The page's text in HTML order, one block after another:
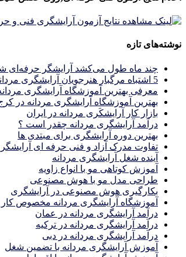
نوشته‌های تازه
چند ماه طول می‌کشد آرایشگر حرفه‌ای
5 اشتباه مرگبار هنرجویان آرایشگری مردانه در کرج
معرفی بهترین آموزشگاه آرایشگری
بهترین آموزشگاه آرایشگری مردانه در
بازار كار آرايشكَرى مردانه در ايران
درآمد آرایشگری مردانه چقدر است ؟
بهترین دوره آرایشگری برای مبتدی ها
تفاوت مدرک آزاد و فنی حرفه ای
آینده شغل آرایشگری مردانه
آموزش کوتاهی مو با انواع زاویه
طراحی مدل مو با هوش مصنوعی
بکارگیری هوش مصنوعی در آرایشگری
آموزشگاه آرایشگری مردانه مخصوص کار
درآمد آرایشگری مردانه در عمان
درآمد آرایشگری مردانه در ترکیه
درآمد آرایشگری مردانه در دبی
آموزش آرایشگری مردانه با تضمین شغل